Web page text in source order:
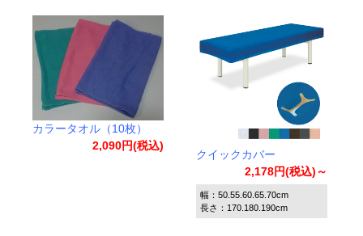
カラータオル（10枚）
2,090円(税込)
クイックカバー
2,178円(税込)～
幅：50.55.60.65.70cm
長さ：170.180.190cm